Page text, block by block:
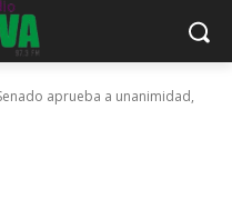
aprueba a unanimidad,